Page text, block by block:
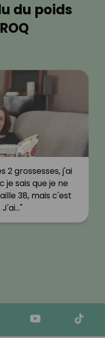
du poids
2 grossesses, j'ai
je sais que je ne
38, mais c'est